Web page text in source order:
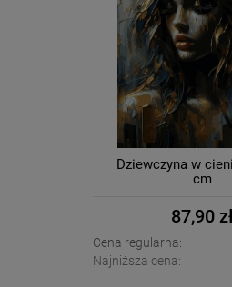
Dziewczyna w
cm
87,90
Cena regularna:
Najniższa cena: